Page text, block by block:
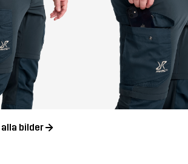
bilder